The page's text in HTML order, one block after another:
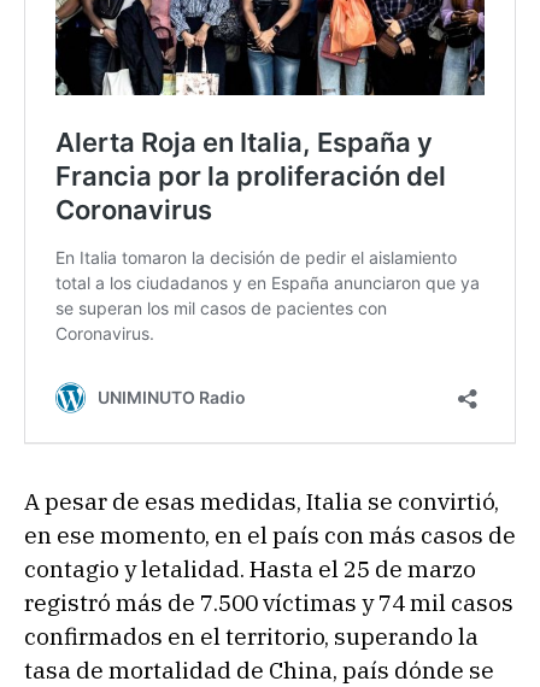
A pesar de esas medidas, Italia se convirtió,
en ese momento, en el país con más casos de
contagio y letalidad. Hasta el 25 de marzo
registró más de 7.500 víctimas y 74 mil casos
confirmados en el territorio, superando la
tasa de mortalidad de China, país dónde se